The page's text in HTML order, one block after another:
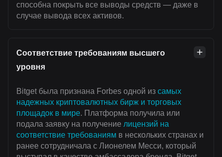
способна покрыть все выводы средств — даже в
случае вывода всех активов.
Соответствие требованиям высшего
уровня
Bitget была признана Forbes одной из самых
надежных криптовалютных бирж и торговых
площадок в мире. Платформа получила или
подала заявку на получение лицензий на
соответствие требованиям в нескольких странах и
ранее сотрудничала с Лионелем Месси, который